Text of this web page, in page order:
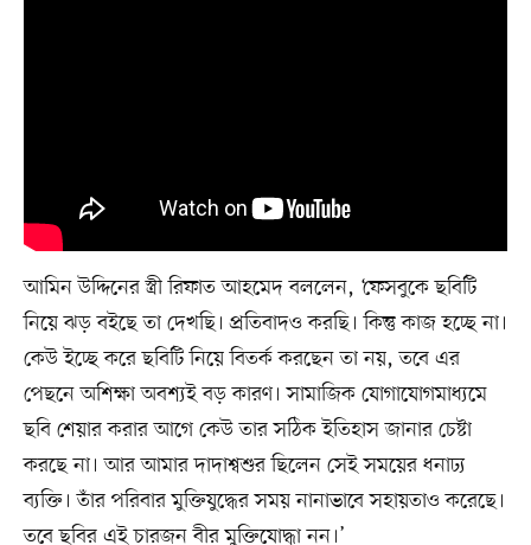
আমিন উদ্দিনের স্ত্রী রিফাত আহমেদ বললেন, ‘ফেসবুকে ছবিটি
নিয়ে ঝড় বইছে তা দেখছি। প্রতিবাদও করছি। কিন্তু কাজ হচ্ছে না।
কেউ ইচ্ছে করে ছবিটি নিয়ে বিতর্ক করছেন তা নয়, তবে এর
পেছনে অশিক্ষা অবশ্যই বড় কারণ। সামাজিক যোগাযোগমাধ্যমে
ছবি শেয়ার করার আগে কেউ তার সঠিক ইতিহাস জানার চেষ্টা
করছে না। আর আমার দাদাশ্বশুর ছিলেন সেই সময়ের ধনাঢ্য
ব্যক্তি। তাঁর পরিবার মুক্তিযুদ্ধের সময় নানাভাবে সহায়তাও করেছে।
তবে ছবির এই চারজন বীর মুক্তিযোদ্ধা নন।’